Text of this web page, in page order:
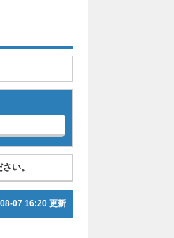
い。
07 16:20 更新